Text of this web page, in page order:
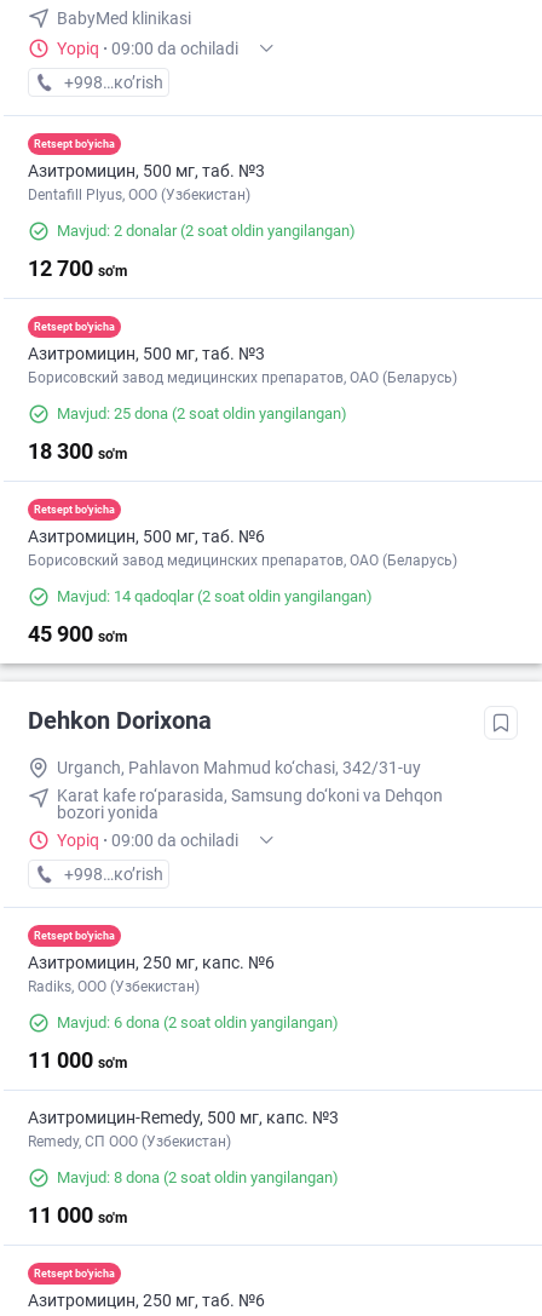
BabyMed klinikasi
Yopiq · 09:00 da ochiladi
+998 (97) XXX-XX-XX
кo’rish
Retsept bo'yicha
Азитромицин, 500 мг, таб. №3
Dentafill Plyus, ООО (Узбекистан)
Mavjud: 2 donalar(2 soat oldin yangilangan)
12 700 so'm
Retsept bo'yicha
Азитромицин, 500 мг, таб. №3
Борисовский завод медицинских препаратов, ОАО (Беларусь)
Mavjud: 25 dona (2 soat oldin yangilangan)
18 300 so'm
Retsept bo'yicha
Азитромицин, 500 мг, таб. №6
Борисовский завод медицинских препаратов, ОАО (Беларусь)
Mavjud: 14 qadoqlar(2 soat oldin yangilangan)
45 900 so'm
Dehkon Dorixona
Urganch, Pahlavon Mahmud ko‘chasi, 342/31-uy
Karat kafe ro‘parasida, Samsung do‘koni va Dehqon
bozori yonida
Yopiq · 09:00 da ochiladi
+998 (97) XXX-XX-XX
кo’rish
Retsept bo'yicha
Азитромицин, 250 мг, капс. №6
Radiks, ООО (Узбекистан)
Mavjud: 6 dona (2 soat oldin yangilangan)
11 000 so'm
Азитромицин-Remedy, 500 мг, капс. №3
Remedy, СП ООО (Узбекистан)
Mavjud: 8 dona (2 soat oldin yangilangan)
11 000 so'm
Retsept bo'yicha
Азитромицин, 250 мг, таб. №6